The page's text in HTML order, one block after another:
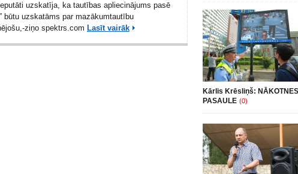
uzskatīja, ka tautības apliecinājums pasē
būtu uzskatāms par mazākumtautību
ziņo spektrs.com Lasīt vairāk
Kārlis Krēsliņš: NĀKOTNES
PASAULE (0)